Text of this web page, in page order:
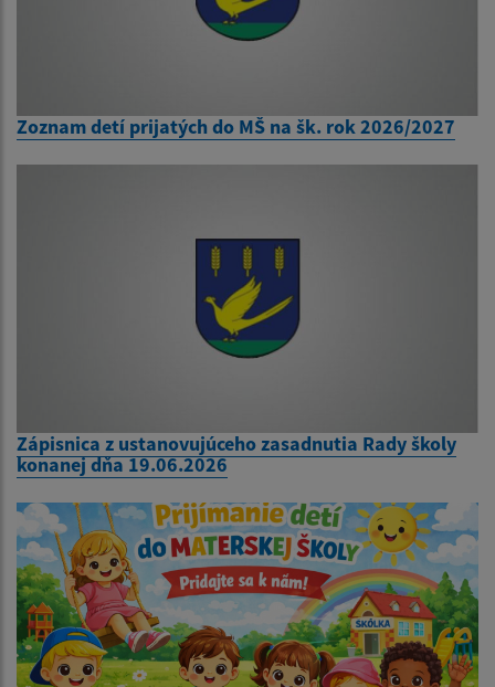
Zoznam detí prijatých do MŠ na šk. rok 2026/2027
Zápisnica z ustanovujúceho zasadnutia Rady školy
konanej dňa 19.06.2026